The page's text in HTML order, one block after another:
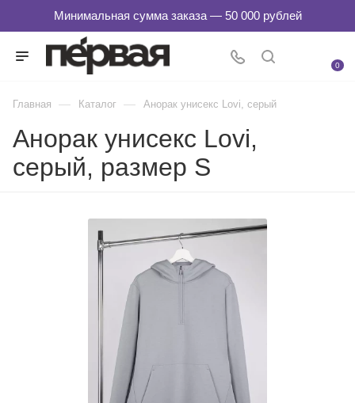
0
Главная — Каталог — Анорак унисекс Lovi, серый
Анорак унисекс Lovi,
серый, размер S